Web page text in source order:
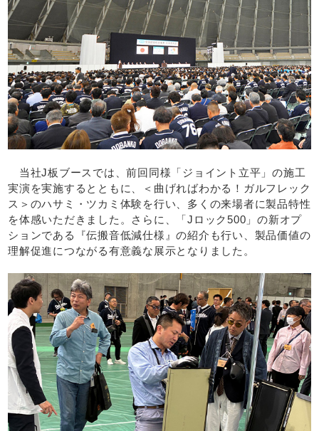
当社J板ブースでは、前回同様「ジョイント立平」の施工
実演を実施するとともに、＜曲げればわかる！ガルフレック
ス＞のハサミ・ツカミ体験を行い、多くの来場者に製品特性
を体感いただきました。さらに、「Jロック500」の新オプ
ションである『伝搬音低減仕様』の紹介も行い、製品価値の
理解促進につながる有意義な展示となりました。